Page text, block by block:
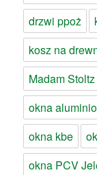
drzwi ppoż
kosz na
Madam Stoltz
okna
okna kbe
okna PCV